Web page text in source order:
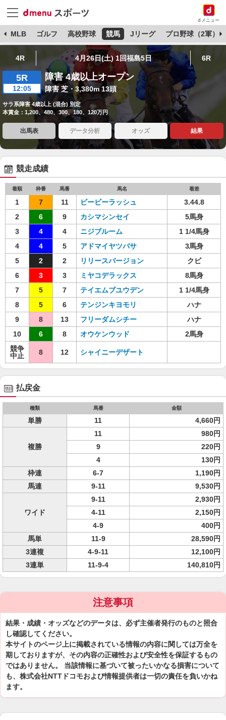
dメニュー
MLB ゴルフ 高校野球 競馬 Jリーグ プロ野球（2軍）
4R 4月26日(土) 1回福島5日 6R
5R
12:05
障害 4歳以上オープン
障害 芝・3,380m 13頭
サラ系障害 4歳以上 (混合) 別定
本賞金：1,200、480、300、180、120万円
出馬表 データ分析 オッズ 結果
競走成績
着順 枠番 馬番 馬名 着差
1 7 11 ビービーラッシュ
3.44.8
2
6 9 カシマシンセイ
5馬身
3
4 4 ニジブルーム
1 1/4馬身
4
4 5 アドマイヤツバサ
3馬身
5
2 2 リリースバージョン
クビ
6
3 3 ミヤコデラックス
8馬身
7
5 7 テイエムブユウデン
1 1/4馬身
8
5 6 テンジンキヨモリ
ハナ
9
8 13 フリーダムシチー
ハナ
10
6 8 オウケンウッド
2馬身
競争
中止
8 12 シャイニーデザート
払戻金
種類 馬番 金額
単勝 11 4,660円
複勝
11
980円
9
220円
4
130円
枠連
6-7
1,190円
馬連
9-11 9,530円
ワイド
9-11
2,930円
4-11
2,150円
4-9
400円
馬単
11-9
28,590円
3連複
4-9-11
12,100円
3連単
11-9-4 140,810円
注意事項
結果・成績・オッズなどのデータは、必ず主催者発行のものと照合
し確認してください。
本サイトのページ上に掲載されている情報の内容に関しては万全を
期しておりますが、その内容の正確性および安全性を保証するもの
ではありません。 当該情報に基づいて被ったいかなる損害について
も、株式会社NTTドコモおよび情報提供者は一切の責任を負いかね
ます。